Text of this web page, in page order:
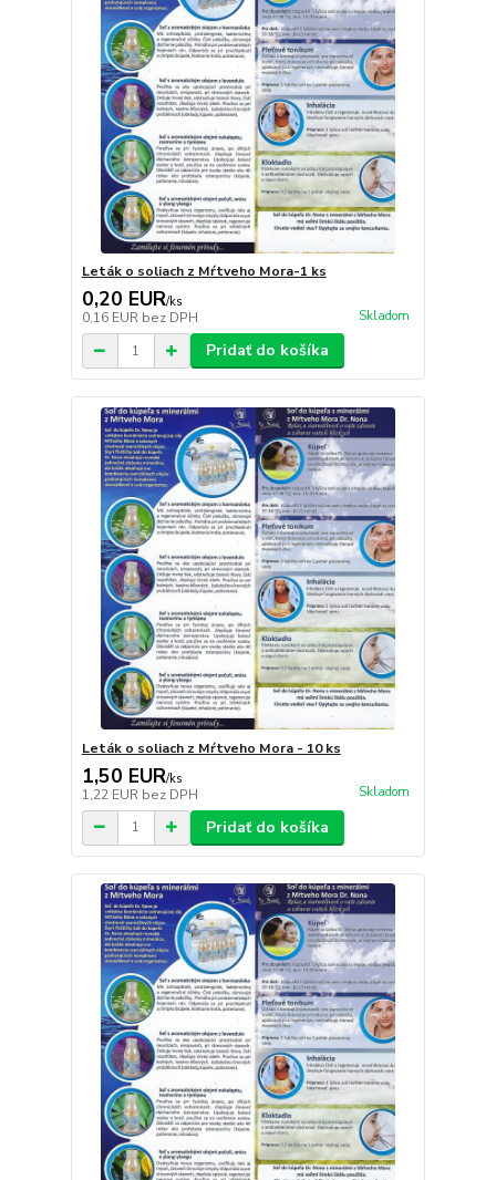
Leták o soliach z Mŕtveho Mora-1 ks
0,20 EUR/ks
0,16 EUR bez DPH Skladom
Pridať do košíka
Leták o soliach z Mŕtveho Mora - 10 ks
1,50 EUR/ks
1,22 EUR bez DPH Skladom
Pridať do košíka